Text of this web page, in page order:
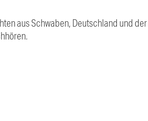
aus Schwaben, Deutschland und